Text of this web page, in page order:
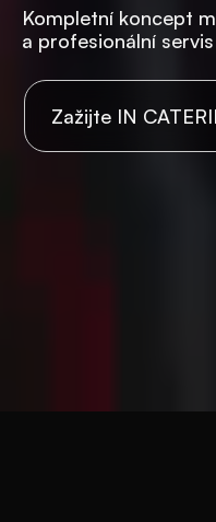
Kompletní koncept
a profesionální
Zažijte IN